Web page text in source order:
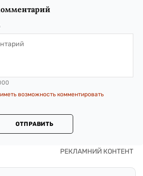
возможность комментировать
ОТПРАВИТЬ